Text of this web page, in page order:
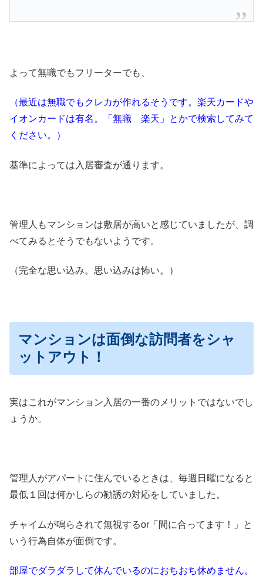
よって無職でもフリーターでも、
（最近は無職でもクレカが作れるそうです。楽天カードや
イオンカードは有名。「無職 楽天」とかで検索してみて
ください。）
基準によっては入居審査が通ります。
管理人もマンションは敷居が高いと感じていましたが、調
べてみるとそうでもないようです。
（完全な思い込み。思い込みは怖い。）
マンションは面倒な訪問者をシャ
ットアウト！
実はこれがマンション入居の一番のメリットではないでし
ょうか。
管理人がアパートに住んでいるときは、毎週日曜になると
最低１回は何かしらの勧誘の対応をしていました。
チャイムが鳴らされて無視するor「間に合ってます！」と
いう行為自体が面倒です。
部屋でダラダラして休んでいるのにおちおち休めません。